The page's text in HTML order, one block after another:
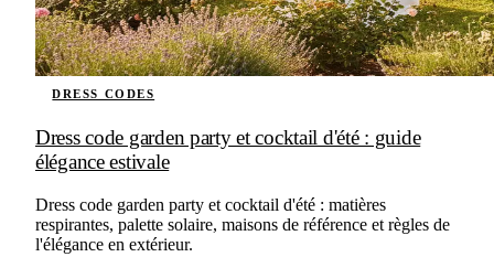
DRESS CODES
Dress code garden party et cocktail d'été : guide
élégance estivale
Dress code garden party et cocktail d'été : matières
respirantes, palette solaire, maisons de référence et règles de
l'élégance en extérieur.